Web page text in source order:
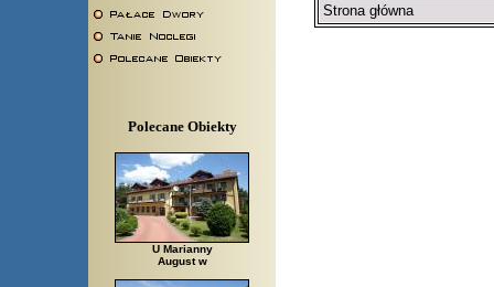
Polecane Obiekty
U Marianny
August w
Strona główna